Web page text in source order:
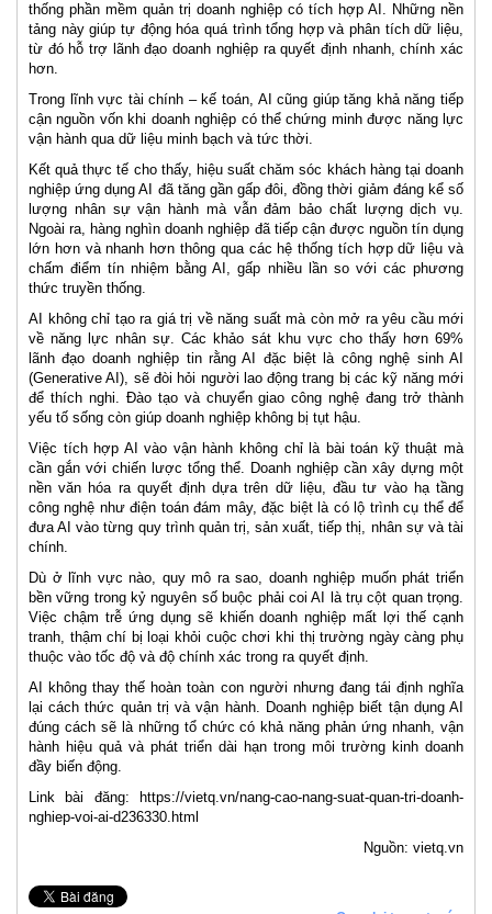
thống phần mềm quản trị doanh nghiệp có tích hợp AI. Những nền
tảng này giúp tự động hóa quá trình tổng hợp và phân tích dữ liệu,
từ đó hỗ trợ lãnh đạo doanh nghiệp ra quyết định nhanh, chính xác
hơn.
Trong lĩnh vực tài chính – kế toán, AI cũng giúp tăng khả năng tiếp
cận nguồn vốn khi doanh nghiệp có thể chứng minh được năng lực
vận hành qua dữ liệu minh bạch và tức thời.
Kết quả thực tế cho thấy, hiệu suất chăm sóc khách hàng tại doanh
nghiệp ứng dụng AI đã tăng gần gấp đôi, đồng thời giảm đáng kể số
lượng nhân sự vận hành mà vẫn đảm bảo chất lượng dịch vụ.
Ngoài ra, hàng nghìn doanh nghiệp đã tiếp cận được nguồn tín dụng
lớn hơn và nhanh hơn thông qua các hệ thống tích hợp dữ liệu và
chấm điểm tín nhiệm bằng AI, gấp nhiều lần so với các phương
thức truyền thống.
AI không chỉ tạo ra giá trị về năng suất mà còn mở ra yêu cầu mới
về năng lực nhân sự. Các khảo sát khu vực cho thấy hơn 69%
lãnh đạo doanh nghiệp tin rằng AI đặc biệt là công nghệ sinh AI
(Generative AI), sẽ đòi hỏi người lao động trang bị các kỹ năng mới
để thích nghi. Đào tạo và chuyển giao công nghệ đang trở thành
yếu tố sống còn giúp doanh nghiệp không bị tụt hậu.
Việc tích hợp AI vào vận hành không chỉ là bài toán kỹ thuật mà
cần gắn với chiến lược tổng thể. Doanh nghiệp cần xây dựng một
nền văn hóa ra quyết định dựa trên dữ liệu, đầu tư vào hạ tầng
công nghệ như điện toán đám mây, đặc biệt là có lộ trình cụ thể để
đưa AI vào từng quy trình quản trị, sản xuất, tiếp thị, nhân sự và tài
chính.
Dù ở lĩnh vực nào, quy mô ra sao, doanh nghiệp muốn phát triển
bền vững trong kỷ nguyên số buộc phải coi AI là trụ cột quan trọng.
Việc chậm trễ ứng dụng sẽ khiến doanh nghiệp mất lợi thế cạnh
tranh, thậm chí bị loại khỏi cuộc chơi khi thị trường ngày càng phụ
thuộc vào tốc độ và độ chính xác trong ra quyết định.
AI không thay thế hoàn toàn con người nhưng đang tái định nghĩa
lại cách thức quản trị và vận hành. Doanh nghiệp biết tận dụng AI
đúng cách sẽ là những tổ chức có khả năng phản ứng nhanh, vận
hành hiệu quả và phát triển dài hạn trong môi trường kinh doanh
đầy biến động.
Link bài đăng: https://vietq.vn/nang-cao-nang-suat-quan-tri-doanh-
nghiep-voi-ai-d236330.html
Nguồn: vietq.vn